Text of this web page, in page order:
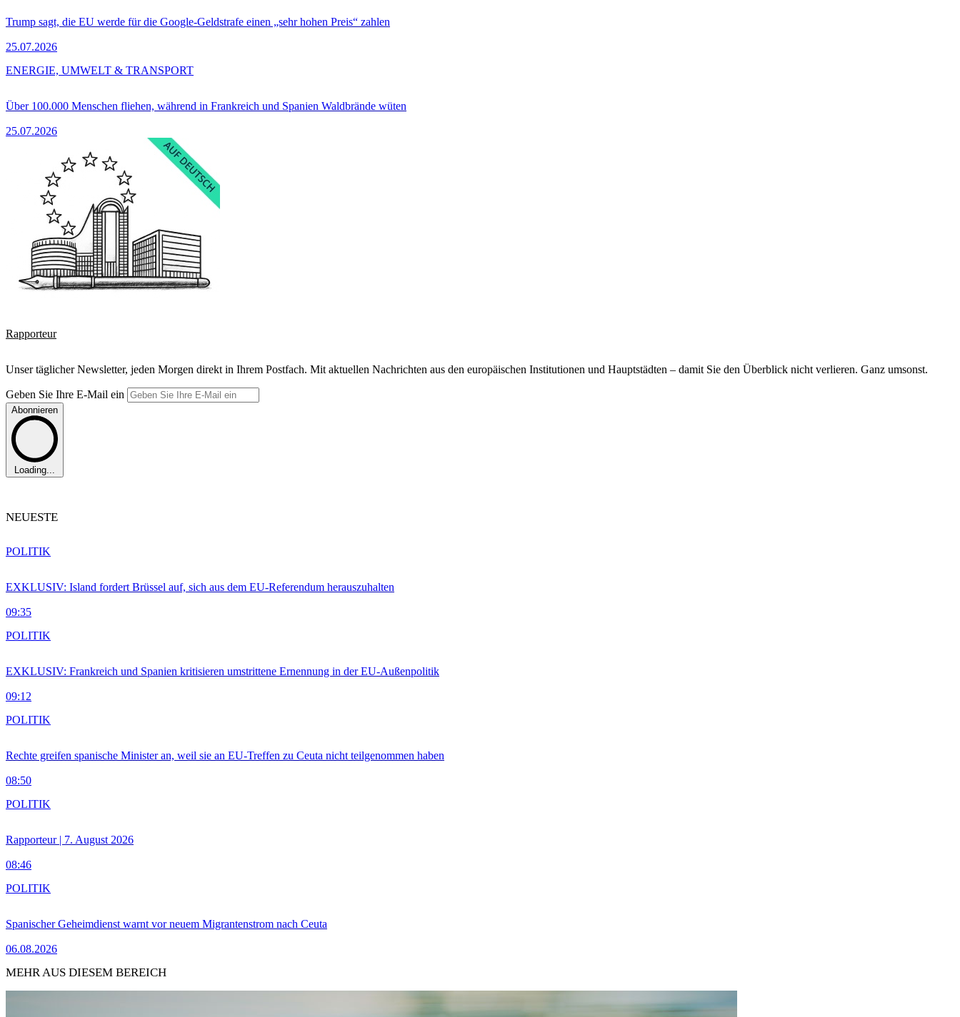
Trump sagt, die EU werde für die Google-Geldstrafe einen „sehr hohen Preis“ zahlen
25.07.2026
Über 100.000 Menschen fliehen, während in Frankreich und Spanien Waldbrände wüten
25.07.2026
ENERGIE, UMWELT & TRANSPORT
Rapporteur
Unser täglicher Newsletter, jeden Morgen direkt in Ihrem Postfach. Mit aktuellen Nachrichten aus den europäischen Institutionen und Hauptstädten – damit Sie den Überblick nicht verlieren. Ganz umsonst.
Geben Sie Ihre E-Mail ein
Abonnieren
Loading...
NEUESTE
EXKLUSIV: Island fordert Brüssel auf, sich aus dem EU-Referendum herauszuhalten
09:35
POLITIK
EXKLUSIV: Frankreich und Spanien kritisieren umstrittene Ernennung in der EU-Außenpolitik
09:12
POLITIK
Rechte greifen spanische Minister an, weil sie an EU-Treffen zu Ceuta nicht teilgenommen haben
08:50
POLITIK
Rapporteur | 7. August 2026
08:46
POLITIK
Spanischer Geheimdienst warnt vor neuem Migrantenstrom nach Ceuta
06.08.2026
POLITIK
MEHR AUS DIESEM BEREICH